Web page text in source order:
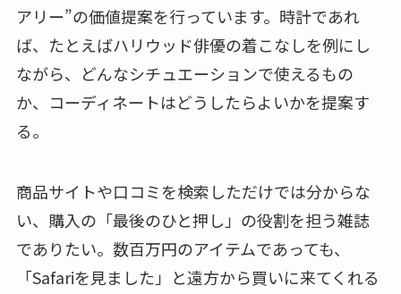
アリー”の価値提案を行っています。時計であれ
ば、たとえばハリウッド俳優の着こなしを例にし
ながら、どんなシチュエーションで使えるもの
か、コーディネートはどうしたらよいかを提案す
る。
商品サイトや口コミを検索しただけでは分からな
い、購入の「最後のひと押し」の役割を担う雑誌
でありたい。数百万円のアイテムであっても、
「Safariを見ました」と遠方から買いに来てくれる